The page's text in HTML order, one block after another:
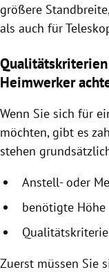
größere
als auch für
Heimwerker
Wenn Sie sich für
möchten, gibt es
stehen
Anstell- oder
benötigte Höhe
Zuerst müssen Sie